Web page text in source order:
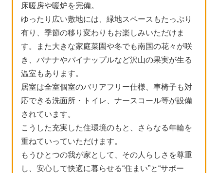
床暖房や暖炉を完備。
ゆったり広い敷地には、緑地スペースもたっぷり
有り、季節の移り変わりもお楽しみいただけま
す。また大きな家庭菜園や冬でも南国の花々が咲
き、バナナやパイナップルなど沢山の果実が生る
温室もあります。
居室は全室個室のバリアフリー仕様、車椅子も対
応できる洗面所・トイレ、ナースコール等が設備
されています。
こうした充実した住環境のもと、さらなる年輪を
重ねていっていただけます。
もうひとつの我が家として、その人らしさを尊重
し、安心して快適に暮らせる“住まい”と“サポー